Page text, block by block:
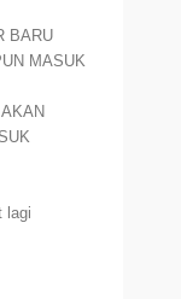
BARU
MASUK
lagi